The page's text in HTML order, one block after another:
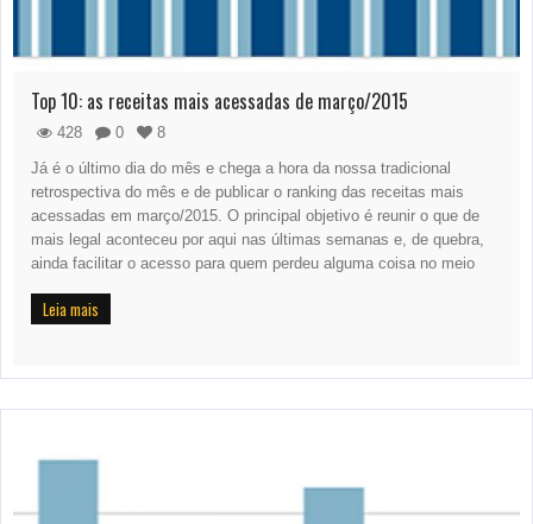
Top 10: as receitas mais acessadas de março/2015
428 0
8
Já é o último dia do mês e chega a hora da nossa tradicional
retrospectiva do mês e de publicar o ranking das receitas mais
acessadas em março/2015. O principal objetivo é reunir o que de
mais legal aconteceu por aqui nas últimas semanas e, de quebra,
ainda facilitar o acesso para quem perdeu alguma coisa no meio
Leia mais